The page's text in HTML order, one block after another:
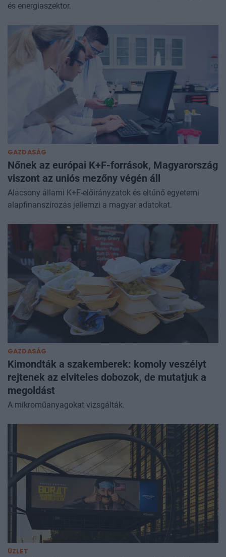
és energiaszektor.
GAZDASÁG
Nőnek az európai K+F-források, Magyarország
viszont az uniós mezőny végén áll
Alacsony állami K+F-előirányzatok és eltűnő egyetemi
alapfinanszírozás jellemzi a magyar adatokat.
GAZDASÁG
Kimondták a szakemberek: komoly veszélyt
rejtenek az elviteles dobozok, de mutatjuk a
megoldást
A mikroműanyagokat vizsgálták.
ÜZLET